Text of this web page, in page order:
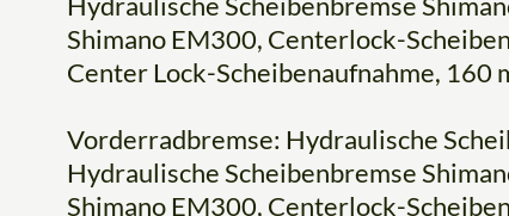
Shimano EM300, Centerlock-
Center Lock-Scheibenaufnahme, 160
Vorderradbremse: Hydraulische
Hydraulische Scheibenbremse
Shimano EM300, Centerlock-